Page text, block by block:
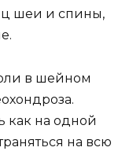
шеи и спины,
в шейном
как на одной
на всю